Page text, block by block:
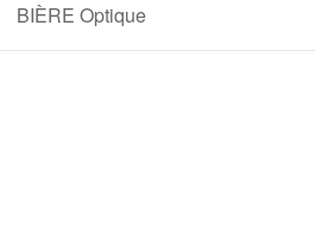
BIÈRE Optique